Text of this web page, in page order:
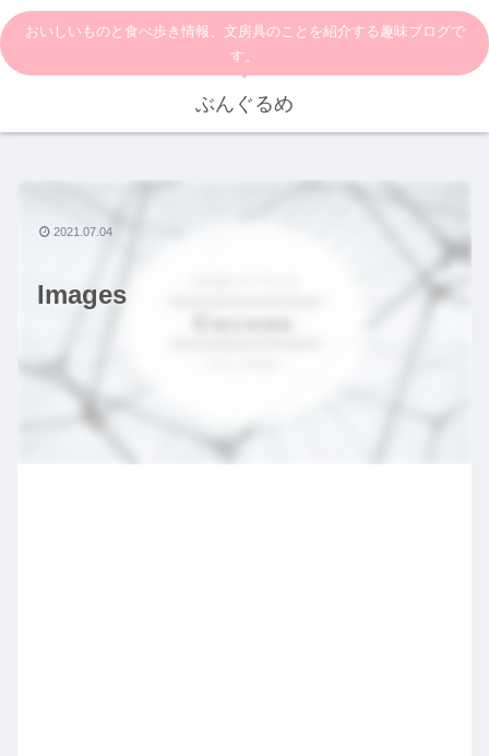
おいしいものと食べ歩き情報、文房具のことを紹介する趣味ブログで
す。
ぶんぐるめ
Images
2021.07.04